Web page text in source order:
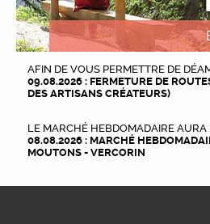
AFIN DE VOUS PERMETTRE DE
09.08.2026 : FERMETURE DE
DES ARTISANS CRÉATEURS)
LE MARCHÉ HEBDOMADAIRE AURA
08.08.2026 : MARCHÉ
MOUTONS - VERCORIN